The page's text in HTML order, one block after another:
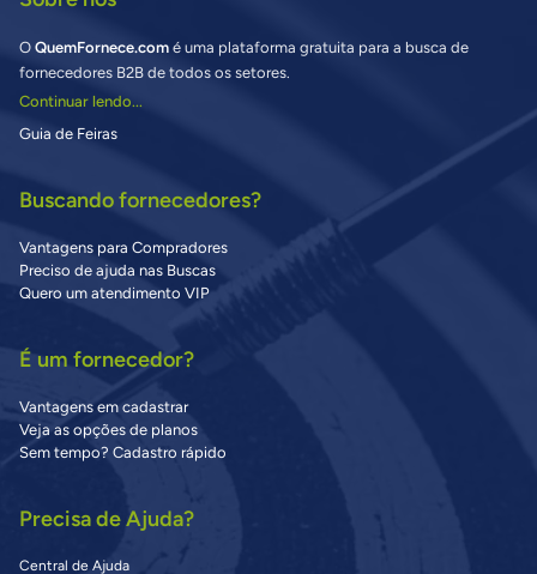
O QuemFornece.com é uma plataforma gratuita para a busca de
fornecedores B2B de todos os setores.
Continuar lendo...
Guia de Feiras
Buscando fornecedores?
Vantagens para Compradores
Preciso de ajuda nas Buscas
Quero um atendimento VIP
É um fornecedor?
Vantagens em cadastrar
Veja as opções de planos
Sem tempo? Cadastro rápido
Precisa de Ajuda?
Central de Ajuda